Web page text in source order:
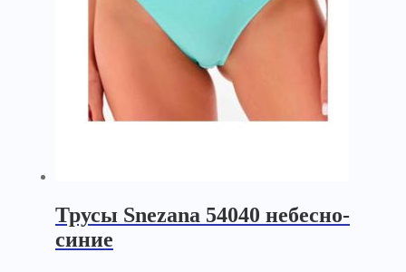
Трусы Snezana 54040 небесно-
синие